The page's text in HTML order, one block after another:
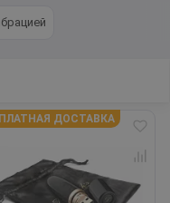
ДОСТАВКА